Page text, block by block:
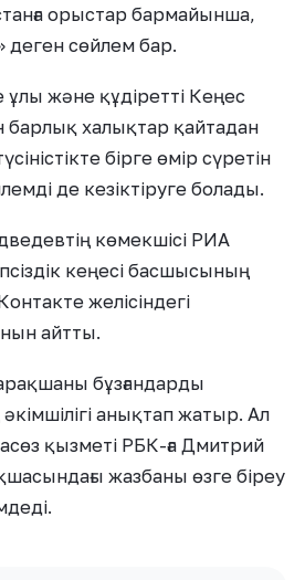
орыстар бармайынша,
деген сөйлем бар.
және құдіретті Кеңес
барлық халықтар қайтадан
бірге өмір сүретін
де кезіктіруге болады.
көмекшісі РИА
кеңесі басшысының
желісіндегі
айтты.
бұзғандарды
әкімшілігі анықтап жатыр. Ал
қызметі РБК-ға Дмитрий
жазбаны өзге біреу